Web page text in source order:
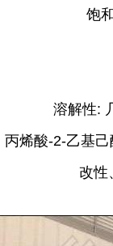
饱
溶解性:
丙烯酸-2-乙基
改性